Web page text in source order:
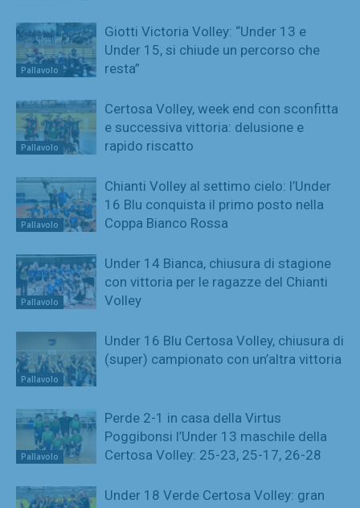
Pallavolo
Giotti Victoria Volley: “Under 13 e
Under 15, si chiude un percorso che
resta”
Pallavolo
Certosa Volley, week end con sconfitta
e successiva vittoria: delusione e
rapido riscatto
Pallavolo
Chianti Volley al settimo cielo: l’Under
16 Blu conquista il primo posto nella
Coppa Bianco Rossa
Pallavolo
Under 14 Bianca, chiusura di stagione
con vittoria per le ragazze del Chianti
Volley
Pallavolo
Under 16 Blu Certosa Volley, chiusura di
(super) campionato con un’altra vittoria
Pallavolo
Perde 2-1 in casa della Virtus
Poggibonsi l’Under 13 maschile della
Certosa Volley: 25-23, 25-17, 26-28
Under 18 Verde Certosa Volley: gran